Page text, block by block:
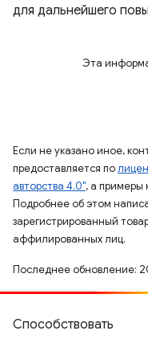
для дальнейшего
Эта
Если не указано иное,
предоставляется по
авторства 4.0", а примеры
Подробнее об этом
зарегистрированный
аффилированных лиц.
Последнее обновление:
Способствовать